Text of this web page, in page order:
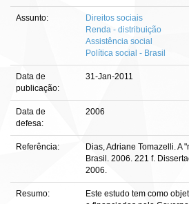
Assunto:
Direitos sociais
Renda - distribuição
Assistência social
Política social - Brasil
Data de
publicação:
31-Jan-2011
Data de
defesa:
2006
Referência:
Dias, Adriane Tomazelli. A
Brasil. 2006. 221 f.
2006.
Resumo:
Este estudo tem como